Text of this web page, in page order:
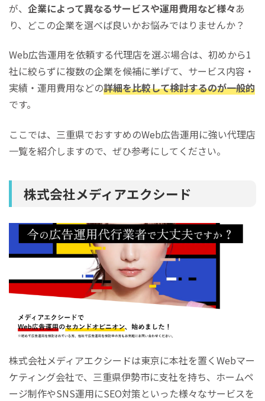
が、 企業によって異なるサービスや運用費用など様々あ
り、どこの企業を選べば良いかお悩みではりませんか？
Web広告運用を依頼する代理店を選ぶ場合は、初めから1
社に絞らずに複数の企業を候補に挙げて、サービス内容・
実績・運用費用などの詳細を比較して検討するのが一般的
です。
ここでは、三重県でおすすめのWeb広告運用に強い代理店
一覧を紹介しますので、ぜひ参考にしてください。
株式会社メディアエクシード
株式会社メディアエクシードは東京に本社を置くWebマー
ケティング会社で、三重県伊勢市に支社を持ち、ホームペ
ージ制作やSNS運用にSEO対策といった様々なサービスを